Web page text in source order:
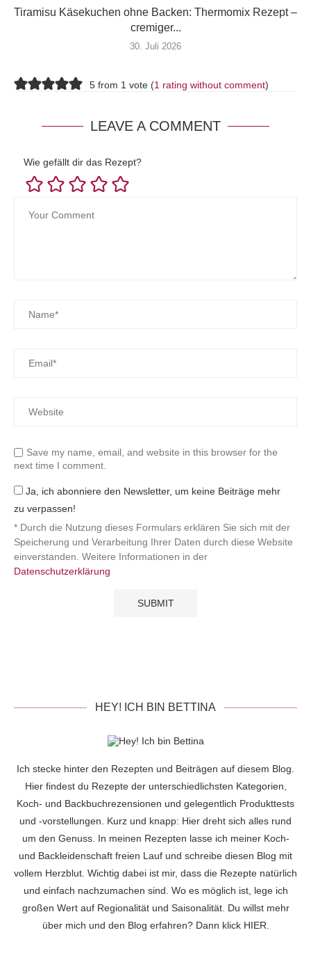
Tiramisu Käsekuchen ohne Backen: Thermomix Rezept –
cremiger...
30. Juli 2026
5 from 1 vote (1 rating without comment)
LEAVE A COMMENT
Wie gefällt dir das Rezept?
Save my name, email, and website in this browser for the
next time I comment.
Ja, ich abonniere den Newsletter, um keine Beiträge mehr
zu verpassen!
* Durch die Nutzung dieses Formulars erklären Sie sich mit der
Speicherung und Verarbeitung Ihrer Daten durch diese Website
einverstanden. Weitere Informationen in der
Datenschutzerklärung
HEY! ICH BIN BETTINA
Ich stecke hinter den Rezepten und Beiträgen auf diesem Blog.
Hier findest du Rezepte der unterschiedlichsten Kategorien,
Koch- und Backbuchrezensionen und gelegentlich Produkttests
und -vorstellungen. Kurz und knapp: Hier dreht sich alles rund
um den Genuss. In meinen Rezepten lasse ich meiner Koch-
und Backleidenschaft freien Lauf und schreibe diesen Blog mit
vollem Herzblut. Wichtig dabei ist mir, dass die Rezepte natürlich
und einfach nachzumachen sind. Wo es möglich ist, lege ich
großen Wert auf Regionalität und Saisonalität. Du willst mehr
über mich und den Blog erfahren? Dann klick HIER.